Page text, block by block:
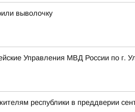
выволочку
Управления МВД России по г.
республики в преддверии